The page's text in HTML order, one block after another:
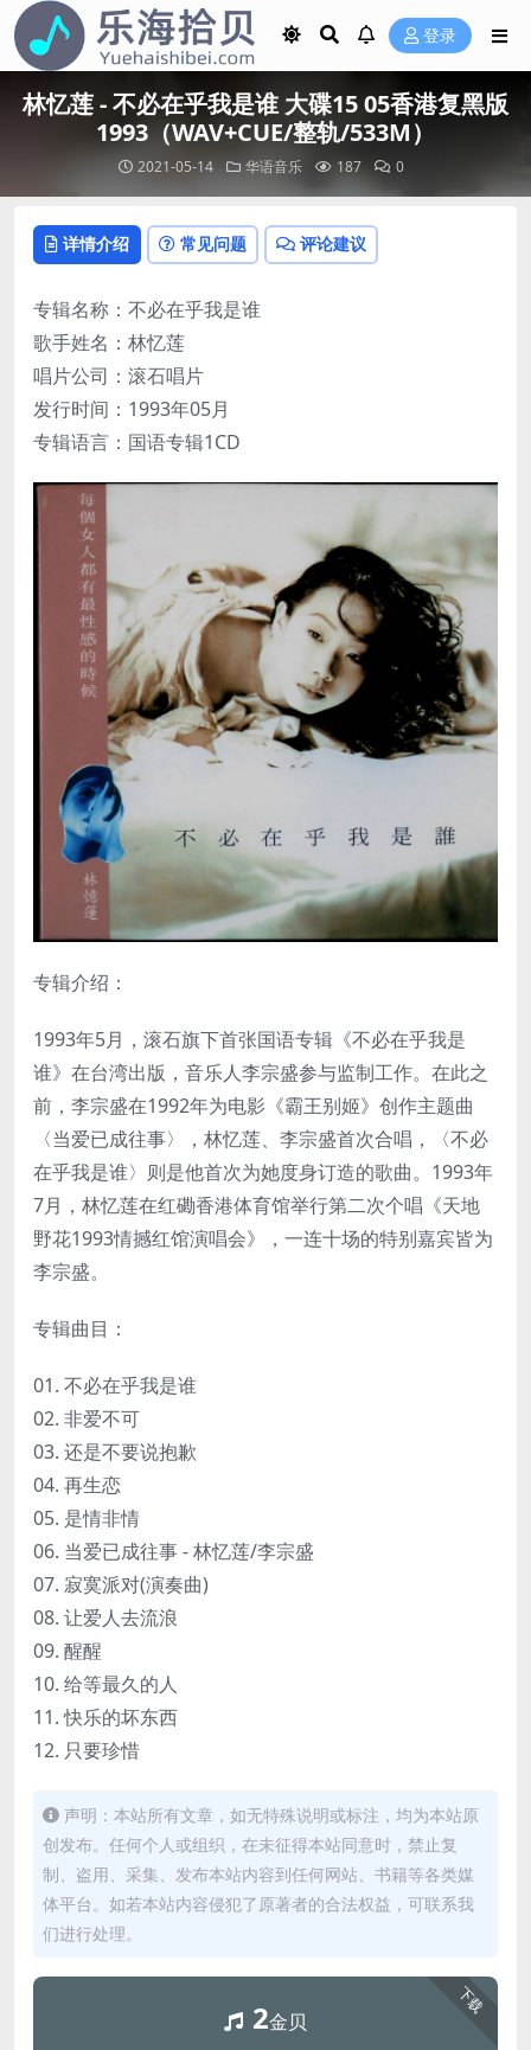
登录
林忆莲 - 不必在乎我是谁 大碟15 05香港复黑版
1993（WAV+CUE/整轨/533M）
2021-05-14 华语音乐 187 0
详情介绍 常见问题 评论建议
专辑名称：不必在乎我是谁
歌手姓名：林忆莲
唱片公司：滚石唱片
发行时间：1993年05月
专辑语言：国语专辑1CD
专辑介绍：
1993年5月，滚石旗下首张国语专辑《不必在乎我是
谁》在台湾出版，音乐人李宗盛参与监制工作。在此之
前，李宗盛在1992年为电影《霸王别姬》创作主题曲
〈当爱已成往事〉，林忆莲、李宗盛首次合唱，〈不必
在乎我是谁〉则是他首次为她度身订造的歌曲。1993年
7月，林忆莲在红磡香港体育馆举行第二次个唱《天地
野花1993情撼红馆演唱会》，一连十场的特别嘉宾皆为
李宗盛。
专辑曲目：
01. 不必在乎我是谁
02. 非爱不可
03. 还是不要说抱歉
04. 再生恋
05. 是情非情
06. 当爱已成往事 - 林忆莲/李宗盛
07. 寂寞派对(演奏曲)
08. 让爱人去流浪
09. 醒醒
10. 给等最久的人
11. 快乐的坏东西
12. 只要珍惜
声明：本站所有文章，如无特殊说明或标注，均为本站原
创发布。任何个人或组织，在未征得本站同意时，禁止复
制、盗用、采集、发布本站内容到任何网站、书籍等各类媒
体平台。如若本站内容侵犯了原著者的合法权益，可联系我
们进行处理。
下载
2金贝